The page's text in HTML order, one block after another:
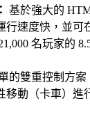
基於強大的
行速度快，並可
名玩家的
的雙重控制方
移動（卡車）進